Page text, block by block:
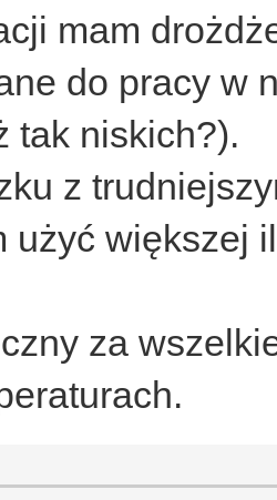
mam
do pracy w
tak niskich?).
z
użyć większej
za